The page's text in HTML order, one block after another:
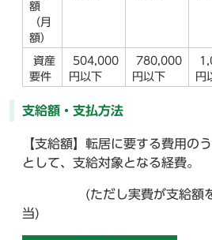
額
（月
額）
資産
要件
504,000
円以下
780,000
円以下
円
支給額・支払方法
【支給額】転居に要する費用の
として、支給対象となる経費。
(ただし実費が支給額を下
当)